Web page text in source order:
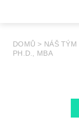
DOMŮ > NÁŠ TÝM
PH.D., MBA